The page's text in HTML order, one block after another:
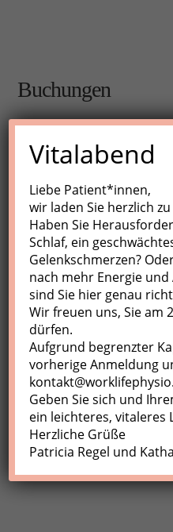
Buchungen
Buchungen sind für diese
möglich.
Nächste Kurse
Keine Veranstaltungen
Profil
Meine Buchungen
Abmelden
Vitalabend
Liebe Patient*innen,
wir laden Sie herzlich
Haben Sie
Schlaf, ein
Gelenkschmerzen?
nach mehr Energie
sind Sie hier genau
Wir freuen uns, Sie am
dürfen.
Aufgrund begrenzter
vorherige Anmeldung
Geben Sie sich und
ein leichteres, vitaleres
Herzliche Grüße
Patricia Regel und